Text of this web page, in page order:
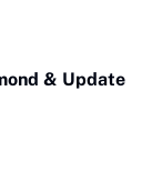
& Update